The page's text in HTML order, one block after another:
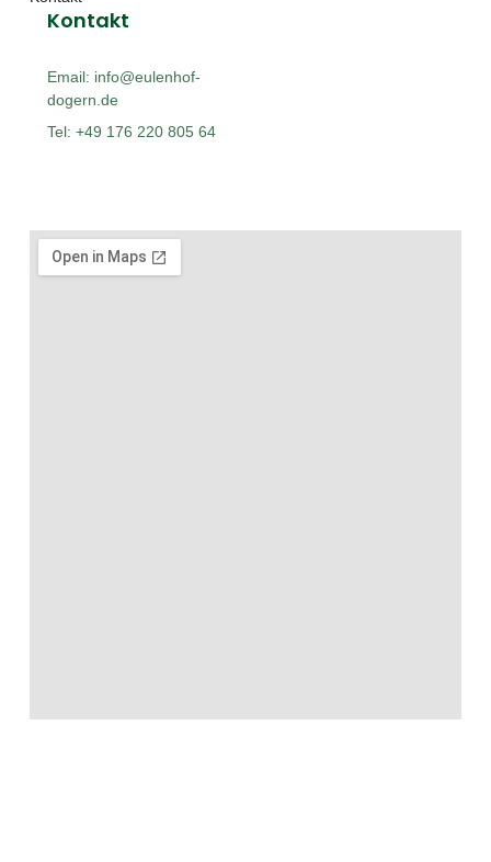
Kontakt
Email: info@eulenhof-
dogern.de
Tel: +49 176 220 805 64